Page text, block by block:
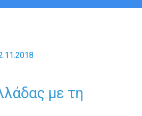
με τη